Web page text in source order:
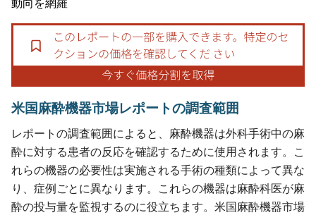
動向を網羅
米国麻酔機器市場レポートの調査範囲
レポートの調査範囲によると、麻酔機器は外科手術中の麻
酔に対する患者の反応を確認するために使用されます。こ
れらの機器の必要性は実施される手術の種類によって異な
り、症例ごとに異なります。これらの機器は麻酔科医が麻
酔の投与量を監視するのに役立ちます。米国麻酔機器市場